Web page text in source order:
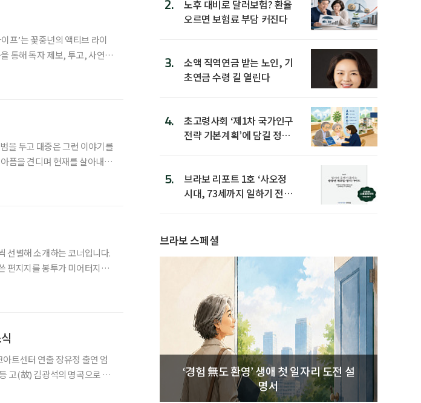
통해 독자 제보, 투고, 사연
을 두고 대중은 그런 이야기를
픔을 견디며 현재를 살아내는
선별해 소개하는 코너입니다.
2.
노후 대비로 달러보험? 환율
오르면 보험료 부담 커진다
3.
소액 직역연금 받는 노인, 기
초연금 수령 길 열린다
4.
초고령사회 ‘제1차 국가인구
전략 기본계획’에 담길 정책
5.
브라보 리포트 1호 ‘사오정
시대, 73세까지 일하기 전략’
브라보 스페셜
‘경험 無도 환영’ 생애 첫 일자리 도전 설
명서